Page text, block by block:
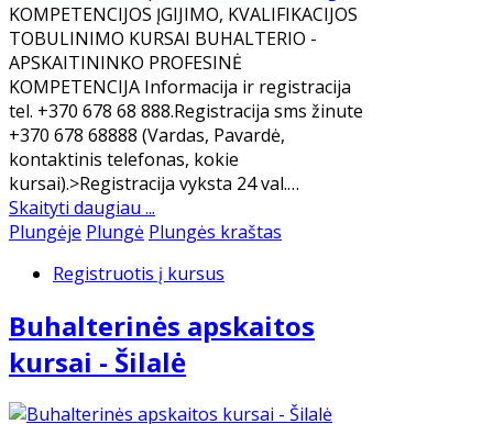
KOMPETENCIJOS ĮGIJIMO, KVALIFIKACIJOS
TOBULINIMO KURSAI BUHALTERIO -
APSKAITININKO PROFESINĖ
KOMPETENCIJA Informacija ir registracija
tel. +370 678 68 888.Registracija sms žinute
+370 678 68888 (Vardas, Pavardė,
kontaktinis telefonas, kokie
kursai).>Registracija vyksta 24 val.…
Skaityti daugiau ...
Plungėje Plungė Plungės kraštas
Registruotis į kursus
Buhalterinės apskaitos
kursai - Šilalė